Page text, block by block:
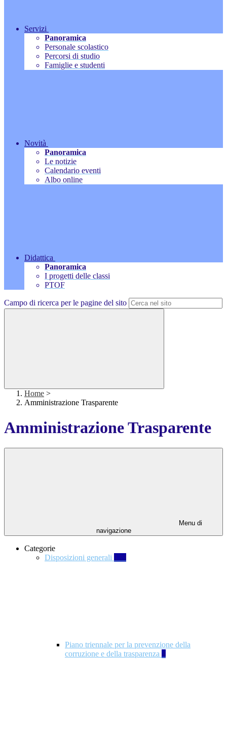
Servizi
Panoramica
Personale scolastico
Percorsi di studio
Famiglie e studenti
Novità
Panoramica
Le notizie
Calendario eventi
Albo online
Didattica
Panoramica
I progetti delle classi
PTOF
Campo di ricerca per le pagine del sito
Home >
Amministrazione Trasparente
Amministrazione Trasparente
Menu di
navigazione
Categorie
Disposizioni generali 139
Piano triennale per la prevenzione della
corruzione e della trasparenza 4